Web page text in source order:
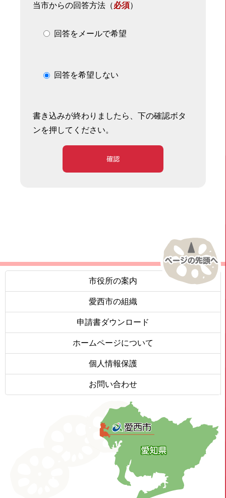
当市からの回答方法 （必須）
回答をメールで希望
回答を希望しない
書き込みが終わりましたら、下の確認ボタ
ンを押してください。
確認
市役所の案内
愛西市の組織
申請書ダウンロード
ホームページについて
個人情報保護
お問い合わせ